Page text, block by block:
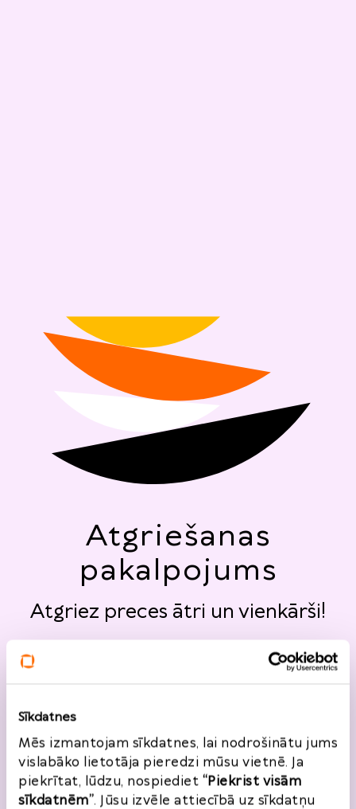
Sīkdatnes
Mēs izmantojam sīkdatnes, lai nodrošinātu jums
vislabāko lietotāja pieredzi mūsu vietnē. Ja
piekrītat, lūdzu, nospiediet “Piekrist visām
sīkdatnēm”. Jūsu izvēle attiecībā uz sīkdatņu
Atgriešanas
pakalpojums
Atgriez preces ātri un vienkārši!